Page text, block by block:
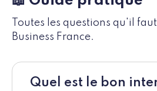
Toutes les questions qu'il
Business France.
Quel est le bon